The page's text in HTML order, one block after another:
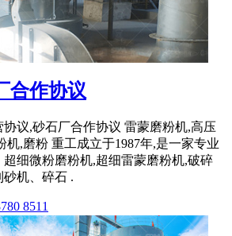
合作协议
议,砂石厂合作协议 雷蒙磨粉机,高压
机,磨粉 重工成立于1987年,是一家专业
细微粉磨粉机,超细雷蒙磨粉机,破碎
机、碎石 .
8511